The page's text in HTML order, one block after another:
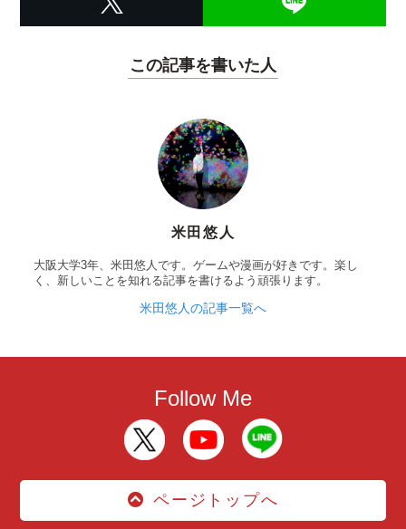
この記事を書いた人
米田悠人
大阪大学3年、米田悠人です。ゲームや漫画が好きです。楽し
く、新しいことを知れる記事を書けるよう頑張ります。
米田悠人の記事一覧へ
Follow Me
ページトップへ